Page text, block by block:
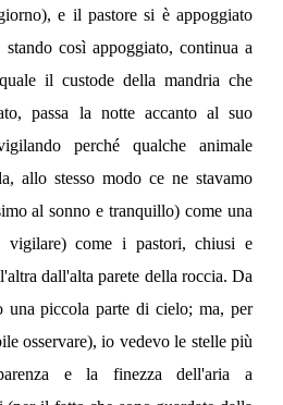
e il pastore si è appoggiato
così appoggiato, continua a
il custode della mandria che
passa la notte accanto al suo
perché qualche animale
allo stesso modo ce ne stavamo
al sonno e tranquillo) come una
vigilare) come i pastori, chiusi e
dall'alta parete della roccia. Da
una piccola parte di cielo; ma, per
osservare), io vedevo le stelle più
e la finezza dell'aria a